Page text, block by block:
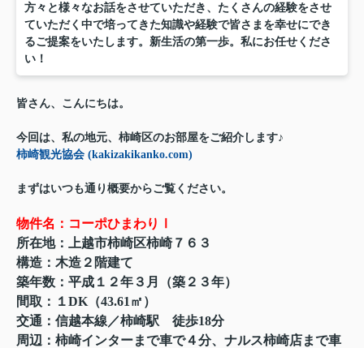
方々と様々なお話をさせていただき、たくさんの経験をさせ
ていただく中で培ってきた知識や経験で皆さまを幸せにでき
るご提案をいたします。新生活の第一歩。私にお任せくださ
い！
皆さん、こんにちは。
今回は、私の地元、柿崎区のお部屋をご紹介します♪
柿崎観光協会 (kakizakikanko.com)
まずはいつも通り概要からご覧ください。
物件名：コーポひまわりⅠ
所在地：上越市柿崎区柿崎７６３
構造：木造２階建て
築年数：平成１２年３月（築２３年）
間取：１DK（43.61㎡）
交通 ：信越本線／柿崎駅 徒歩18分
周辺：柿崎インターまで車で４分、ナルス柿崎店まで車